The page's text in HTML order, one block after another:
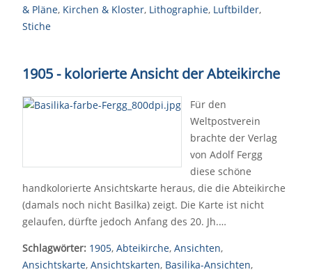
& Pläne, Kirchen & Kloster, Lithographie, Luftbilder,
Stiche
1905 - kolorierte Ansicht der Abteikirche
Für den
Weltpostverein
brachte der Verlag
von Adolf Fergg
diese schöne
handkolorierte Ansichtskarte heraus, die die Abteikirche
(damals noch nicht Basilka) zeigt. Die Karte ist nicht
gelaufen, dürfte jedoch Anfang des 20. Jh.…
Schlagwörter: 1905, Abteikirche, Ansichten,
Ansichtskarte, Ansichtskarten, Basilika-Ansichten,